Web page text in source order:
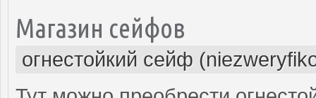
Магазин сейфов
огнестойкий сейф